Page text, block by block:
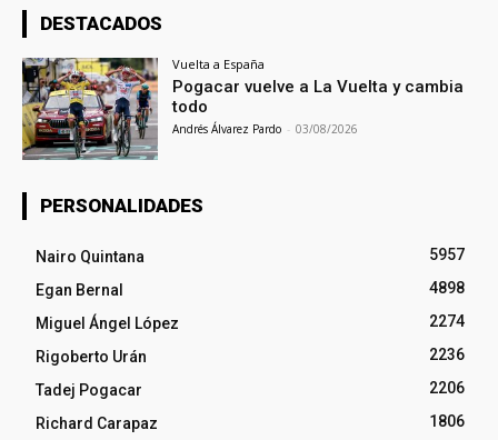
DESTACADOS
Vuelta a España
Pogacar vuelve a La Vuelta y cambia
todo
Andrés Álvarez Pardo - 03/08/2026
PERSONALIDADES
Nairo Quintana
5957
Egan Bernal
4898
Miguel Ángel López
2274
Rigoberto Urán
2236
Tadej Pogacar
2206
Richard Carapaz
1806